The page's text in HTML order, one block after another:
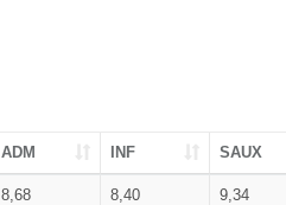
ADM INF SAUX
8,68 8,40 9,34